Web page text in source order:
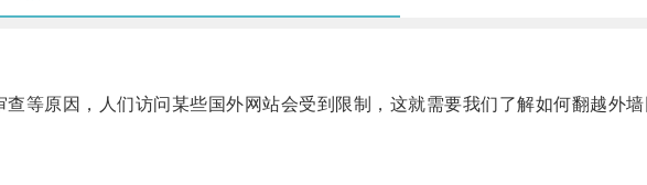
原因，人们访问某些国外网站会受到限制，这就需要我们了解如何翻越外